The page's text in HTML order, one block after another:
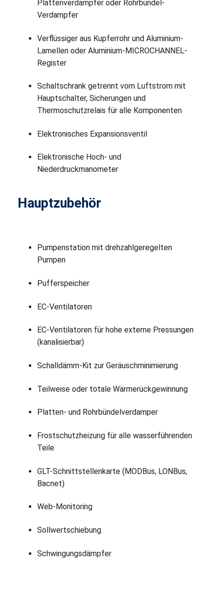
Plattenverdampfer oder Rohrbündel-
Verdampfer
Verflüssiger aus Kupferrohr und Aluminium-
Lamellen oder Aluminium-MICROCHANNEL-
Register
Schaltschrank getrennt vom Luftstrom mit
Hauptschalter, Sicherungen und
Thermoschutzrelais für alle Komponenten
Elektronisches Expansionsventil
Elektronische Hoch- und
Niederdruckmanometer
Hauptzubehör
Pumpenstation mit drehzahlgeregelten
Pumpen
Pufferspeicher
EC-Ventilatoren
EC-Ventilatoren für hohe externe Pressungen
(kanalisierbar)
Schalldämm-Kit zur Geräuschminimierung
Teilweise oder totale Wärmerückgewinnung
Platten- und Rohrbündelverdamper
Frostschutzheizung für alle wasserführenden
Teile
GLT-Schnittstellenkarte (MODBus, LONBus,
Bacnet)
Web-Monitoring
Sollwertschiebung
Schwingungsdämpfer